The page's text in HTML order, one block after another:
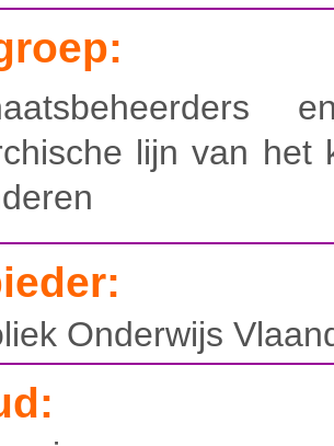
lijn van het
Onderwijs